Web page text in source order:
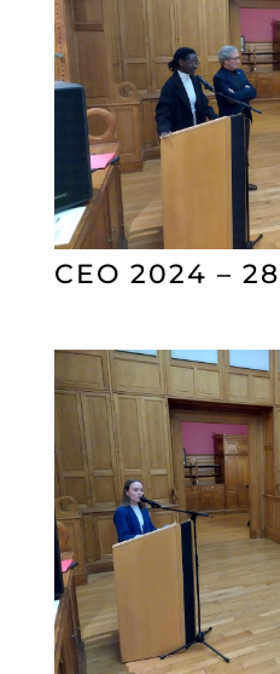
CEO 2024 – 28